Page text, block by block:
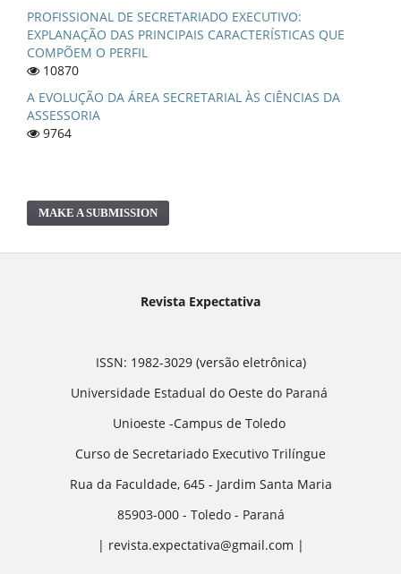
PROFISSIONAL DE SECRETARIADO EXECUTIVO:
EXPLANAÇÃO DAS PRINCIPAIS CARACTERÍSTICAS QUE
COMPÕEM O PERFIL
10870
A EVOLUÇÃO DA ÁREA SECRETARIAL ÀS CIÊNCIAS DA
ASSESSORIA
9764
MAKE A SUBMISSION
Revista Expectativa
ISSN: 1982-3029 (versão eletrônica)
Universidade Estadual do Oeste do Paraná
Unioeste -Campus de Toledo
Curso de Secretariado Executivo Trilíngue
Rua da Faculdade, 645 - Jardim Santa Maria
85903-000 - Toledo - Paraná
| revista.expectativa@gmail.com |